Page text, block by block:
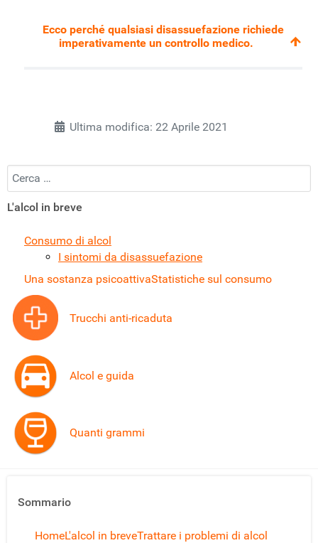
Ecco perché qualsiasi disassuefazione richiede
imperativamente un controllo medico.
Ultima modifica: 22 Aprile 2021
L'alcol in breve
Consumo di alcol
I sintomi da disassuefazione
Una sostanza psicoattivaStatistiche sul consumo
Trucchi anti-ricaduta
Alcol e guida
Quanti grammi
Sommario
HomeL'alcol in breveTrattare i problemi di alcol